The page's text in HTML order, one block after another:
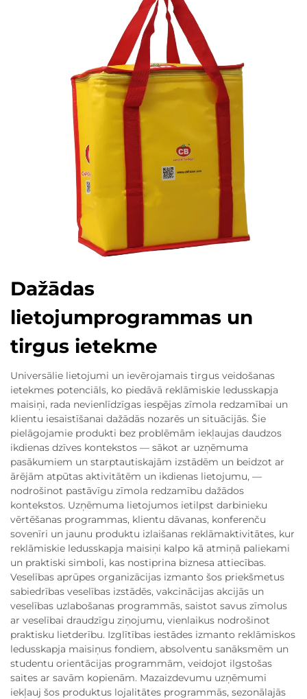
Dažādas
lietojumprogrammas un
tirgus ietekme
Universālie lietojumi un ievērojamais tirgus veidošanas
ietekmes potenciāls, ko piedāvā reklāmiskie ledusskapja
maisiņi, rada nevienlīdzīgas iespējas zīmola redzamībai un
klientu iesaistīšanai dažādās nozarēs un situācijās. Šie
pielāgojamie produkti bez problēmām iekļaujas daudzos
ikdienas dzīves kontekstos — sākot ar uzņēmuma
pasākumiem un starptautiskajām izstādēm un beidzot ar
ārējām atpūtas aktivitātēm un ikdienas lietojumu, —
nodrošinot pastāvīgu zīmola redzamību dažādos
kontekstos. Uzņēmuma lietojumos ietilpst darbinieku
vērtēšanas programmas, klientu dāvanas, konferenču
sovenīri un jaunu produktu izlaišanas reklāmaktivitātes, kur
reklāmiskie ledusskapja maisiņi kalpo kā atmiņā paliekami
un praktiski simboli, kas nostiprina biznesa attiecības.
Veselības aprūpes organizācijas izmanto šos priekšmetus
sabiedrības veselības izstādēs, vakcinācijas akcijās un
veselības uzlabošanas programmās, saistot savus zīmolus
ar veselībai draudzīgu ziņojumu, vienlaikus nodrošinot
praktisku lietderību. Izglītības iestādes izmanto reklāmiskos
ledusskapja maisiņus fondiem, absolventu sanāksmēm un
studentu orientācijas programmām, veidojot ilgstošas
saites ar savām kopienām. Mazaizdevumu uzņēmumi
iekļauj šos produktus lojalitātes programmās, sezonālajās